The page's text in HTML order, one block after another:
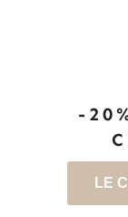
-
LE